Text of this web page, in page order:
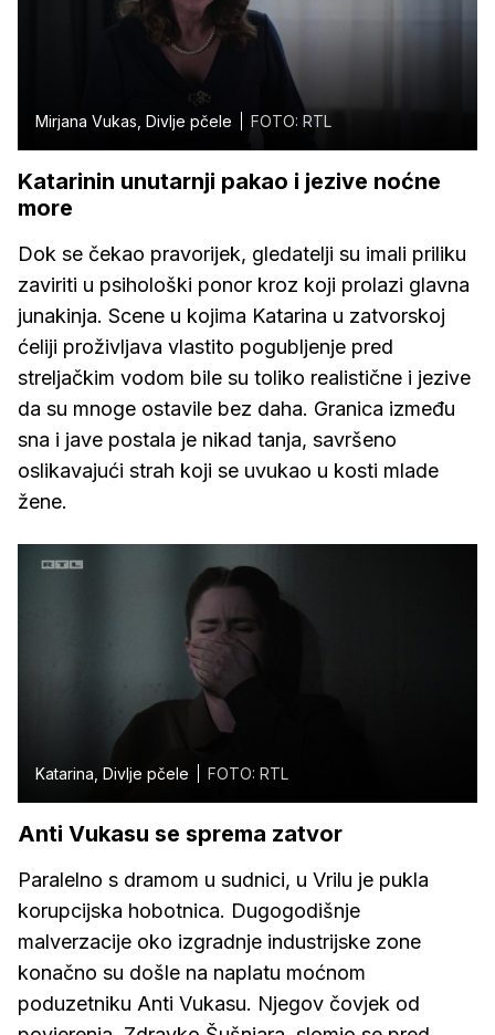
Mirjana Vukas, Divlje pčele FOTO: RTL
Katarinin unutarnji pakao i jezive noćne
more
Dok se čekao pravorijek, gledatelji su imali priliku
zaviriti u psihološki ponor kroz koji prolazi glavna
junakinja. Scene u kojima Katarina u zatvorskoj
ćeliji proživljava vlastito pogubljenje pred
streljačkim vodom bile su toliko realistične i jezive
da su mnoge ostavile bez daha. Granica između
sna i jave postala je nikad tanja, savršeno
oslikavajući strah koji se uvukao u kosti mlade
žene.
Katarina, Divlje pčele FOTO: RTL
Anti Vukasu se sprema zatvor
Paralelno s dramom u sudnici, u Vrilu je pukla
korupcijska hobotnica. Dugogodišnje
malverzacije oko izgradnje industrijske zone
konačno su došle na naplatu moćnom
poduzetniku Anti Vukasu. Njegov čovjek od